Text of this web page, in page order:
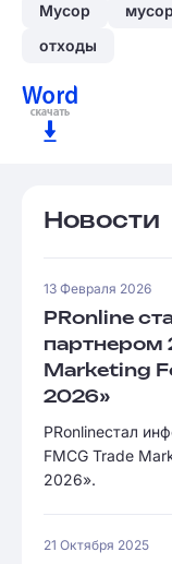
Мусор
отходы
Новости
13 Февраля 2026
PRonline
партнером
Marketing
2026»
PRonlineстал
FMCG Trade
2026».
21 Октября 2025